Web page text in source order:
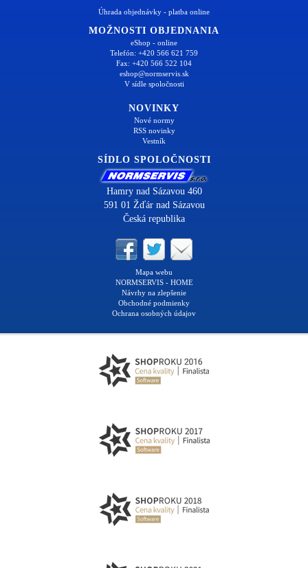
Úhrada objednávky - platba online
MOŽNOSTI OBJEDNANIA
eShop - online
Telefón: +420 566 621 759
Fax: +420 566 522 104
eshop@normservis.sk
V sídle spoločnosti
NOVINKY
Nové normy
RSS novinky
Vestník
SÍDLO SPOLOČNOSTI
Hamry nad Sázavou 460
591 01 Žďár nad Sázavou
Česká republika
Mapa webu
NORMSERVIS - HOME
Návrhy na zlepšenie
Obchodné podmienky
Ochrana osobných údajov